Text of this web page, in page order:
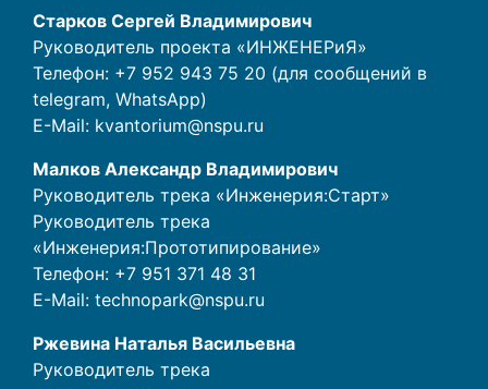
Старков Сергей Владимирович
Руководитель проекта «ИНЖЕНЕРиЯ»
Телефон: +7 952 943 75 20 (для сообщений в
telegram, WhatsApp)
E-Mail: kvantorium@nspu.ru
Малков Александр Владимирович
Руководитель трека «Инженерия:Старт»
Руководитель трека
«Инженерия:Прототипирование»
Телефон: +7 951 371 48 31
E-Mail: technopark@nspu.ru
Ржевина Наталья Васильевна
Руководитель трека